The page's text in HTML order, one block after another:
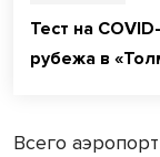
Тест на
рубежа в
Всего